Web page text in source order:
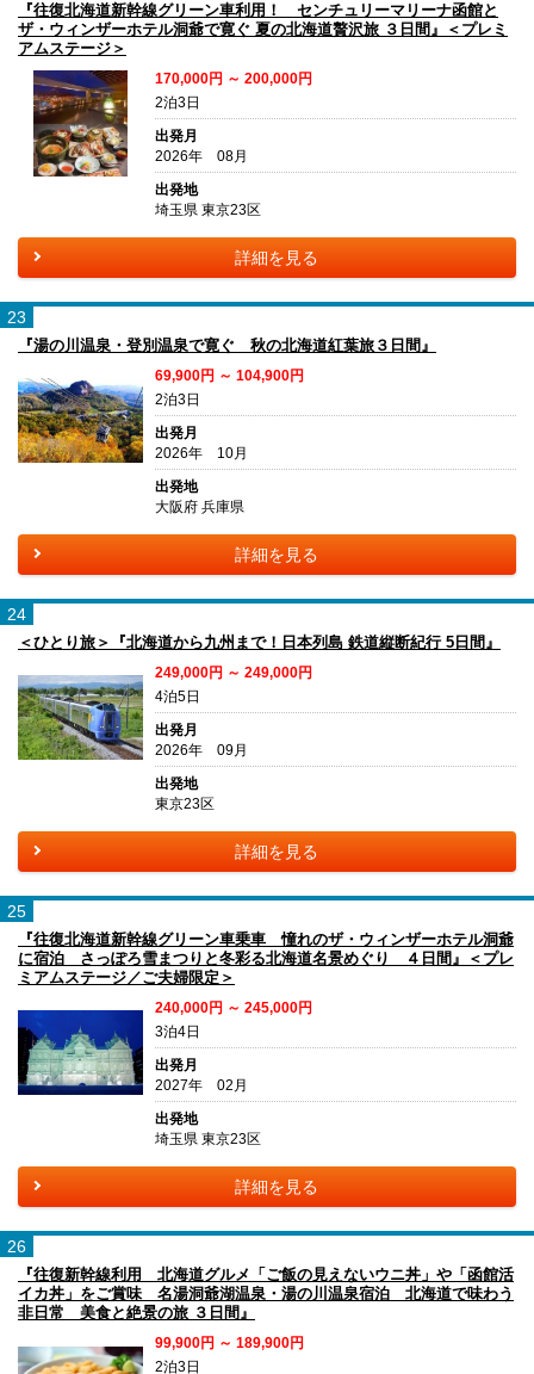
『往復北海道新幹線グリーン車利用！ センチュリーマリーナ函館と
ザ・ウィンザーホテル洞爺で寛ぐ 夏の北海道贅沢旅 ３日間』＜プレミ
アムステージ＞
170,000円 ～ 200,000円
2泊3日
出発月
2026年 08月
出発地
埼玉県 東京23区
詳細を見る
23
『湯の川温泉・登別温泉で寛ぐ 秋の北海道紅葉旅３日間』
69,900円 ～ 104,900円
2泊3日
出発月
2026年 10月
出発地
大阪府 兵庫県
詳細を見る
24
＜ひとり旅＞『北海道から九州まで！日本列島 鉄道縦断紀行 5日間』
249,000円 ～ 249,000円
4泊5日
出発月
2026年 09月
出発地
東京23区
詳細を見る
25
『往復北海道新幹線グリーン車乗車 憧れのザ・ウィンザーホテル洞爺
に宿泊 さっぽろ雪まつりと冬彩る北海道名景めぐり ４日間』＜プレ
ミアムステージ／ご夫婦限定＞
240,000円 ～ 245,000円
3泊4日
出発月
2027年 02月
出発地
埼玉県 東京23区
詳細を見る
26
『往復新幹線利用 北海道グルメ「ご飯の見えないウニ丼」や「函館活
イカ丼」をご賞味 名湯洞爺湖温泉・湯の川温泉宿泊 北海道で味わう
非日常 美食と絶景の旅 ３日間』
99,900円 ～ 189,900円
2泊3日